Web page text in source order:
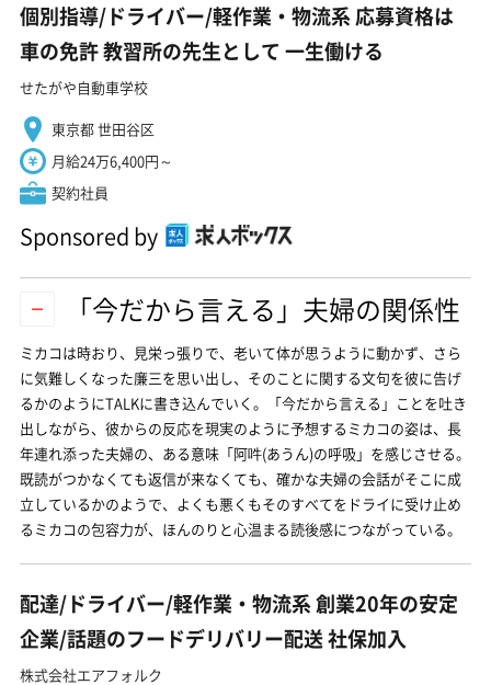
個別指導/ドライバー/軽作業・物流系 応募資格は
車の免許 教習所の先生として 一生働ける
せたがや自動車学校
東京都 世田谷区
月給24万6,400円～
契約社員
Sponsored by
「今だから言える」夫婦の関係性
ミカコは時おり、見栄っ張りで、老いて体が思うように動かず、さら
に気難しくなった廉三を思い出し、そのことに関する文句を彼に告げ
るかのようにTALKに書き込んでいく。「今だから言える」ことを吐き
出しながら、彼からの反応を現実のように予想するミカコの姿は、長
年連れ添った夫婦の、ある意味「阿吽(あうん)の呼吸」を感じさせる。
既読がつかなくても返信が来なくても、確かな夫婦の会話がそこに成
立しているかのようで、よくも悪くもそのすべてをドライに受け止め
るミカコの包容力が、ほんのりと心温まる読後感につながっている。
配達/ドライバー/軽作業・物流系 創業20年の安定
企業/話題のフードデリバリー配送 社保加入
株式会社エアフォルク